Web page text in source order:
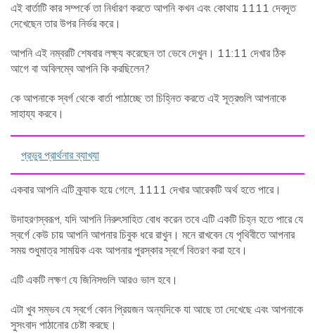
এই বার্তাটি কার সম্পর্কে তা নির্ধারণ করতে আপনি কখন এবং কোথায় 1111 দেবদূত
দেখেছেন তার উপর নির্ভর করে।
আপনি এই নম্বরটি শেষবার লক্ষ্য করেছেন তা ভেবে দেখুন। 11:11 দেখার ঠিক
আগে বা অবিলম্বে আপনি কি করছিলেন?
কে আপনাকে স্বর্গ থেকে বার্তা পাঠাচ্ছে তা চিহ্নিত করতে এই সূত্রগুলি আপনাকে
সাহায্য করবে।
প্রভুর প্রার্থনার ব্যাখ্যা
একবার আপনি এটি ক্র্যাক হয়ে গেলে, 1111 দেখার আরেকটি অর্থ হতে পারে।
উদাহরণস্বরূপ, যদি আপনি নিরুৎসাহিত বোধ করেন তবে এটি একটি চিহ্ন হতে পারে যে
স্বর্গে কেউ চায় আপনি আপনার চিবুক ধরে রাখুন। মনে রাখবেন যে পৃথিবীতে আপনার
সময় শুধুমাত্র সাময়িক এবং আপনার পুরস্কার স্বর্গে বিতরণ করা হবে।
এটি একটি লক্ষণ যে জিনিসগুলি আরও ভাল হবে।
এটা খুব সম্ভব যে স্বর্গে কোন প্রিয়জন অন্যদিকে যা আছে তা দেখেছে এবং আপনাকে
সুসংবাদ পাঠানোর চেষ্টা করছে।